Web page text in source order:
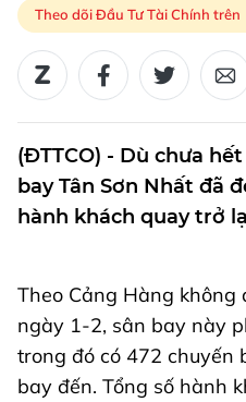
Theo dõi Đầu Tư Tài Chính trên
(ĐTTCO) - Dù chưa
bay Tân Sơn Nhất đã
hành khách quay trở
Theo Cảng Hàng không
ngày 1-2, sân bay này
trong đó có 472 chuyến
bay đến. Tổng số hành